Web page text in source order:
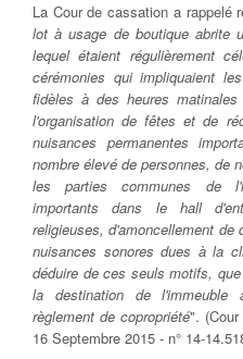
La Cour de cassation a rappelé
lot à usage de boutique abrite
lequel étaient régulièrement
cérémonies qui impliquaient
fidèles à des heures
l'organisation de fêtes et de
nuisances permanentes
nombre élevé de personnes, de
les parties communes de
importants dans le hall
religieuses, d'amoncellement
nuisances sonores dues à la
déduire de ces seuls motifs,
la destination de l'immeuble
règlement de copropriété".
16 Septembre 2015 - n° 14-